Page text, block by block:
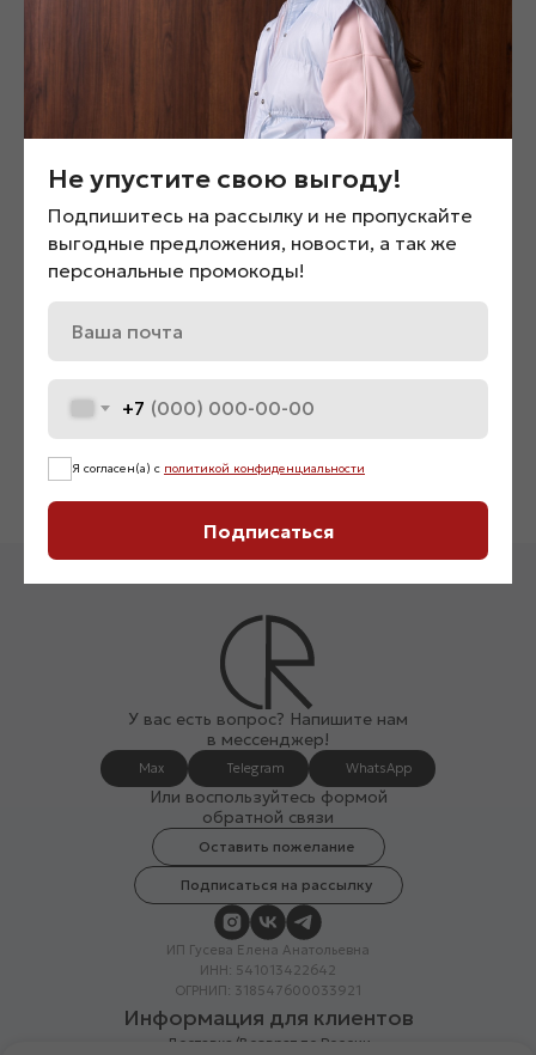
Костюм двойка «04711»
3 900 ₽
Нет в наличии
Жилет двубортный
У вас есть вопрос? Напишите нам
в мессенджер!
Max Telegram WhatsApp
Или воспользуйтесь формой
обратной связи
Оставить пожелание
Подписаться на рассылку
ИП Гусева Елена Анатольевна
ИНН: 541013422642
ОГРНИП: 318547600033921
Информация для клиентов
Доставка/Возврат по России
Не упустите свою выгоду!
Подпишитесь на рассылку и не пропускайте
выгодные предложения, новости, а так же
персональные промокоды!
+7
Я согласен(а) с политикой конфиденциальности
Подписаться